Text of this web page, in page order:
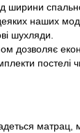
ширини
наших
шухляди.
дозволяє
постелі
матрац,